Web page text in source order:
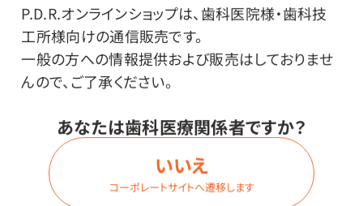
P.D.R.オンラインショップは、歯科医院様・歯科技
工所様向けの通信販売です。
一般の方への情報提供および販売はしておりませ
んので、ご了承ください。
あなたは歯科医療関係者ですか？
いいえ
コーポレートサイトへ遷移します
【セット内容】2gシリンジ×5本、チップ10個
●韓国製
P.T.シールより低粘度タイプです。
※一般的名称：歯科用高分子系仮封材料 認証番号：
223AKBZX00054A01
使用上の注意